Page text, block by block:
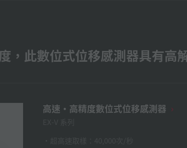
，此數位式位移感測器具有高
高速·高精度數位式位移感測器